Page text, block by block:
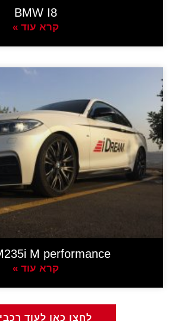
BMW I8
קרא עוד »
M performance
קרא עוד »
לחצו כאן לעוד